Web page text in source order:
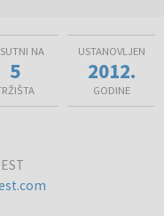
NA
5
USTANOVLJEN
2012.
GODINE